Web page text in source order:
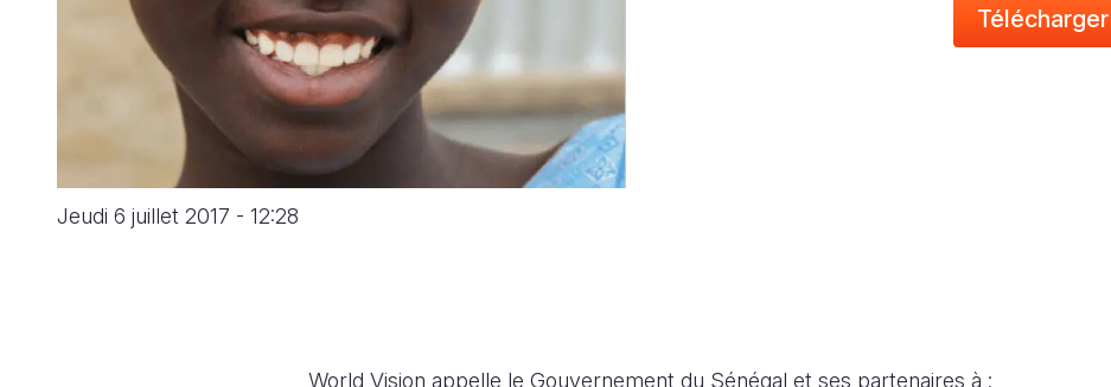
Télécharger
Jeudi 6 juillet 2017 - 12:28
World Vision appelle le Gouvernement du Sénégal et ses partenaires à :